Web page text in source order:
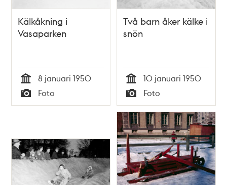
Kälkåkning i
Vasaparken
Tid
8 januari 1950
Typ
Foto
Två barn åker kälke i
snön
Tid
10 januari 1950
Typ
Foto